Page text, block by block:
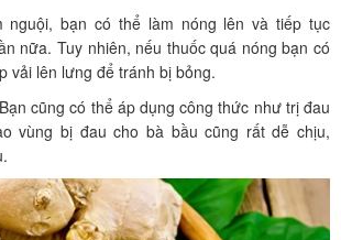
nguội, bạn có thể làm nóng lên và tiếp tục
nữa. Tuy nhiên, nếu thuốc quá nóng bạn có
vải lên lưng để tránh bị bỏng.
cũng có thể áp dụng công thức như trị đau
vùng bị đau cho bà bầu cũng rất dễ chịu,